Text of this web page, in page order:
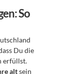
So
Du die
erfüllst.
alt sein